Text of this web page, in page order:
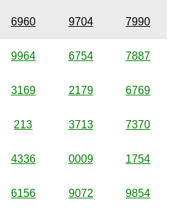
6960 9704 7990
9964 6754 7887
3169 2179 6769
213 3713 7370
4336 0009 1754
6156 9072 9854